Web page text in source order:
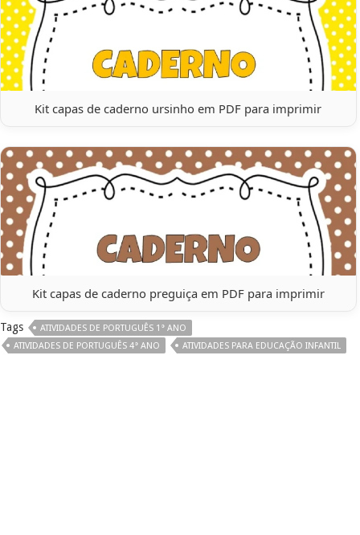
Kit capas de caderno ursinho em PDF para imprimir
Kit capas de caderno preguiça em PDF para imprimir
Tags
ATIVIDADES DE PORTUGUÊS 1° ANO
ATIVIDADES DE PORTUGUÊS 4° ANO
ATIVIDADES PARA EDUCAÇÃO INFANTIL